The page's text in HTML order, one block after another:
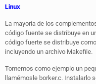
Linux
La mayoría de los
código fuente se distribuye en
código fuerte se distribuye
incluyendo un archivo Makefile.
Tomemos como ejemplo un
llamémosle borker.c. Instalarlo